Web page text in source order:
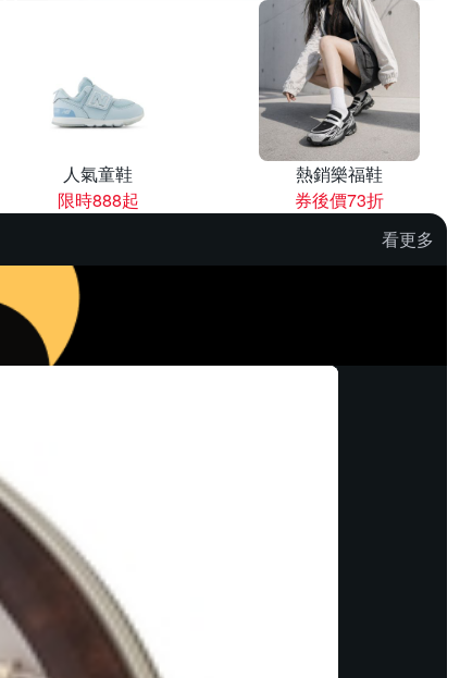
人氣童鞋
限時888起
熱銷樂福鞋
券後價73折
看更多